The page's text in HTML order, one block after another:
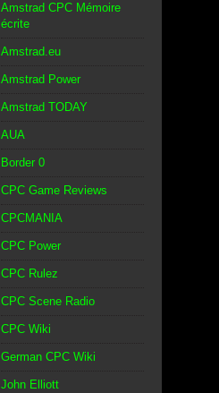
Amstrad CPC Mémoire
écrite
Amstrad.eu
Amstrad Power
Amstrad TODAY
AUA
Border 0
CPC Game Reviews
CPCMANIA
CPC Power
CPC Rulez
CPC Scene Radio
CPC Wiki
German CPC Wiki
John Elliott